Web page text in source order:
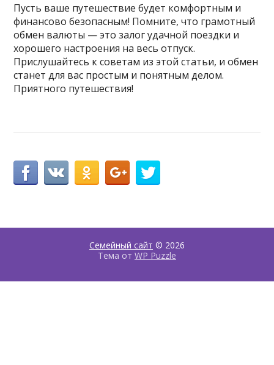
Пусть ваше путешествие будет комфортным и
финансово безопасным! Помните, что грамотный
обмен валюты — это залог удачной поездки и
хорошего настроения на весь отпуск.
Прислушайтесь к советам из этой статьи, и обмен
станет для вас простым и понятным делом.
Приятного путешествия!
Семейный сайт © 2026
Тема от WP Puzzle